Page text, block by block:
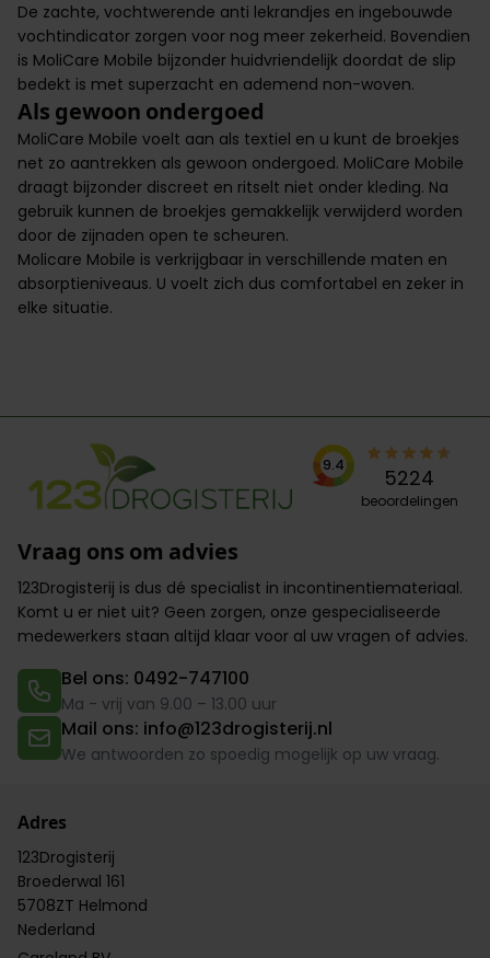
De zachte, vochtwerende anti lekrandjes en ingebouwde
vochtindicator zorgen voor nog meer zekerheid. Bovendien
is MoliCare Mobile bijzonder huidvriendelijk doordat de slip
bedekt is met superzacht en ademend non-woven.
Als gewoon ondergoed
MoliCare Mobile voelt aan als textiel en u kunt de broekjes
net zo aantrekken als gewoon ondergoed. MoliCare Mobile
draagt bijzonder discreet en ritselt niet onder kleding. Na
gebruik kunnen de broekjes gemakkelijk verwijderd worden
door de zijnaden open te scheuren.
Molicare Mobile is verkrijgbaar in verschillende maten en
absorptieniveaus. U voelt zich dus comfortabel en zeker in
elke situatie.
9.4 5224
beoordelingen
Vraag ons om advies
123Drogisterij is dus dé specialist in incontinentiemateriaal.
Komt u er niet uit? Geen zorgen, onze gespecialiseerde
medewerkers staan altijd klaar voor al uw vragen of advies.
Bel ons: 0492-747100
Ma - vrij van 9.00 – 13.00 uur
Mail ons: info@123drogisterij.nl
We antwoorden zo spoedig mogelijk op uw vraag.
Adres
123Drogisterij
Broederwal 161
5708ZT Helmond
Nederland